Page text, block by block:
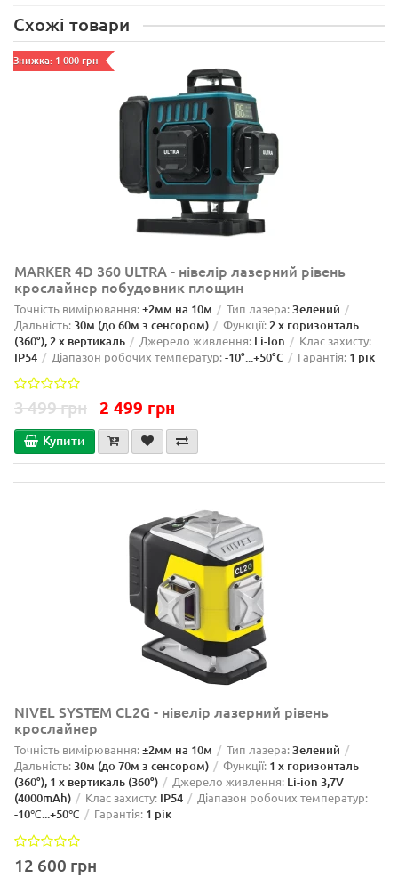
Схожі товари
Знижка: 1 000 грн
MARKER 4D 360 ULTRA - нівелір лазерний рівень
крослайнер побудовник площин
Точність вимірювання:±2мм на 10м Тип лазера:Зелений
Дальність:30м (до 60м з сенсором) Функції:2 x горизонталь
(360°), 2 x вертикаль
Джерело живлення: Li-Ion Клас захисту:
IP54 Діапазон робочих температур:-10°...+50°C Гарантія: 1 рік
3 499 грн 2 499 грн
Купити
NIVEL SYSTEM CL2G - нівелір лазерний рівень
крослайнер
Точність вимірювання:±2мм на 10м Тип лазера:Зелений
Дальність:30м (до 70м з сенсором) Функції: 1 x горизонталь
(360°), 1 x вертикаль (360°)
Джерело живлення: Li-ion 3,7V
(4000mAh)
Клас захисту: IP54 Діапазон робочих температур:
-10℃...+50℃ Гарантія: 1 рік
12 600 грн